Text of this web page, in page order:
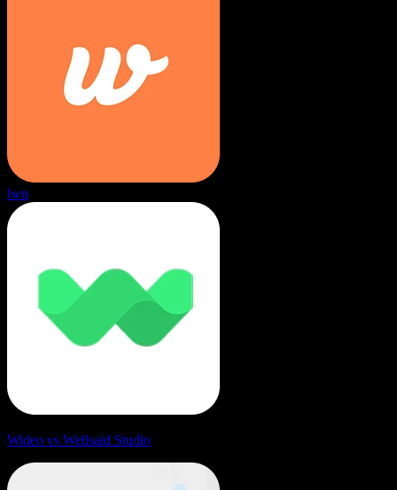
lwn
Wideo vs Wellsaid Studio